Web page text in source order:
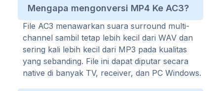
Mengapa mengonversi MP4 Ke AC3?
File AC3 menawarkan suara surround multi-
channel sambil tetap lebih kecil dari WAV dan
sering kali lebih kecil dari MP3 pada kualitas
yang sebanding. File ini dapat diputar secara
native di banyak TV, receiver, dan PC Windows.